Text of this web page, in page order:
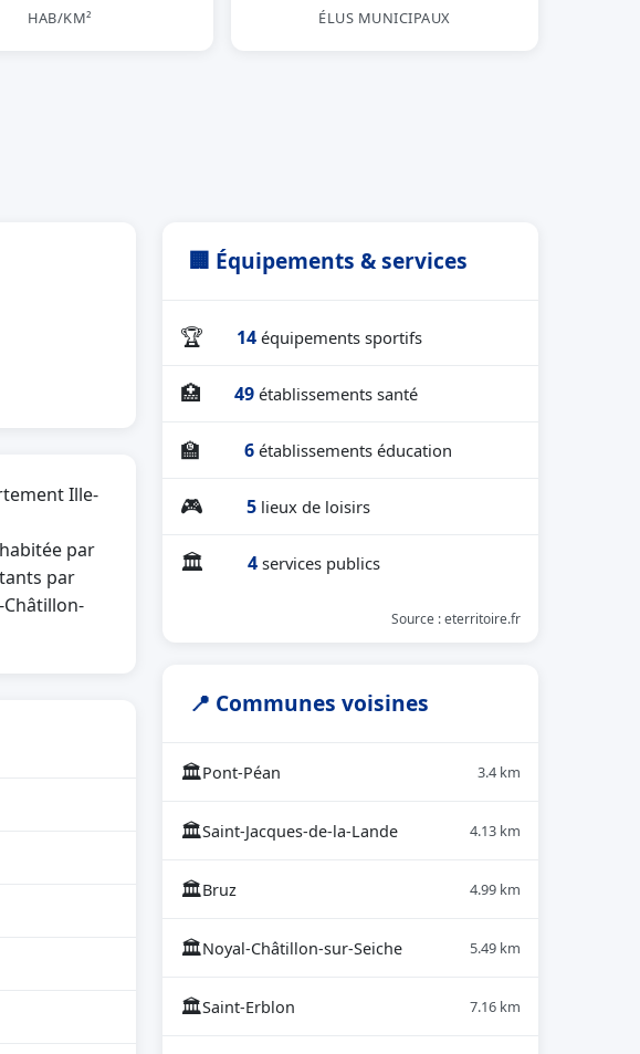
HAB/KM² ÉLUS MUNICIPAUX
Ille-
par
par
Châtillon-
🏢 Équipements & services
🏆 14 équipements sportifs
🏥 49 établissements santé
🏫 6 établissements éducation
🎮 5 lieux de loisirs
🏛 4 services publics
Source : eterritoire.fr
📍 Communes voisines
🏛Pont-Péan 3.4 km
🏛Saint-Jacques-de-la-Lande 4.13 km
🏛Bruz 4.99 km
🏛Noyal-Châtillon-sur-Seiche 5.49 km
🏛Saint-Erblon 7.16 km